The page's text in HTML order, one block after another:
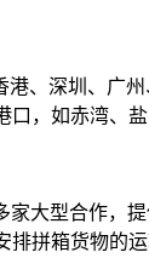
港、深圳、广
，如赤湾、
家大型合作，
排拼箱货物的